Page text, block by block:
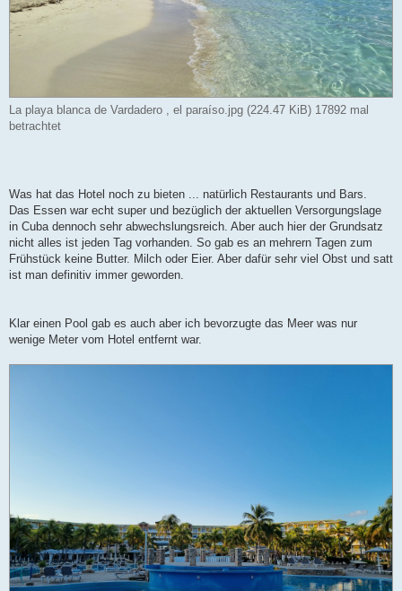
La playa blanca de Vardadero , el paraíso.jpg (224.47 KiB) 17892 mal
betrachtet
Was hat das Hotel noch zu bieten ... natürlich Restaurants und Bars.
Das Essen war echt super und bezüglich der aktuellen Versorgungslage
in Cuba dennoch sehr abwechslungsreich. Aber auch hier der Grundsatz
nicht alles ist jeden Tag vorhanden. So gab es an mehrern Tagen zum
Frühstück keine Butter. Milch oder Eier. Aber dafür sehr viel Obst und satt
ist man definitiv immer geworden.
Klar einen Pool gab es auch aber ich bevorzugte das Meer was nur
wenige Meter vom Hotel entfernt war.